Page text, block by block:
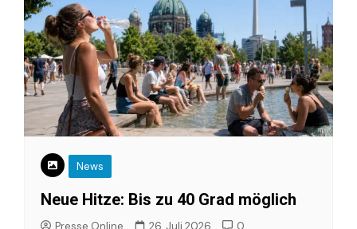
News
Neue Hitze: Bis zu 40 Grad möglich
Presse.Online 26. Juli 2026 0